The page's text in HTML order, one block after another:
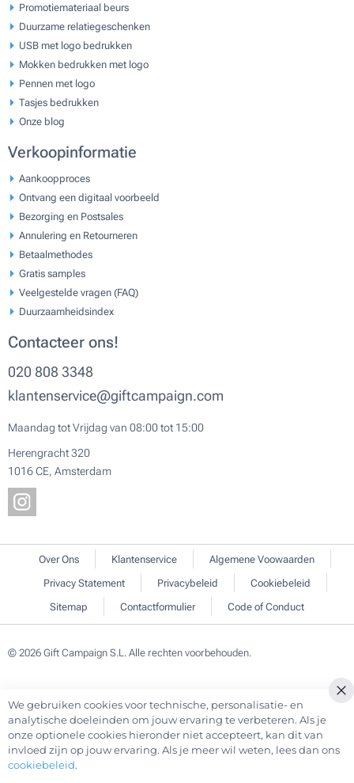
Promotiemateriaal beurs
Duurzame relatiegeschenken
USB met logo bedrukken
Mokken bedrukken met logo
Pennen met logo
Tasjes bedrukken
Onze blog
Verkoopinformatie
Aankoopproces
Ontvang een digitaal voorbeeld
Bezorging en Postsales
Annulering en Retourneren
Betaalmethodes
Gratis samples
Veelgestelde vragen (FAQ)
Duurzaamheidsindex
Contacteer ons!
020 808 3348
klantenservice@giftcampaign.com
Maandag tot Vrijdag van 08:00 tot 15:00
Herengracht 320
1016 CE, Amsterdam
Over Ons Klantenservice
Algemene Voowaarden
Privacy Statement
Privacybeleid
Cookiebeleid
Sitemap
Contactformulier Code of Conduct
© 2026 Gift Campaign S.L. Alle rechten voorbehouden.
We gebruiken cookies voor technische, personalisatie- en
analytische doeleinden om jouw ervaring te verbeteren. Als je
onze optionele cookies hieronder niet accepteert, kan dit van
invloed zijn op jouw ervaring. Als je meer wil weten, lees dan ons
cookiebeleid.